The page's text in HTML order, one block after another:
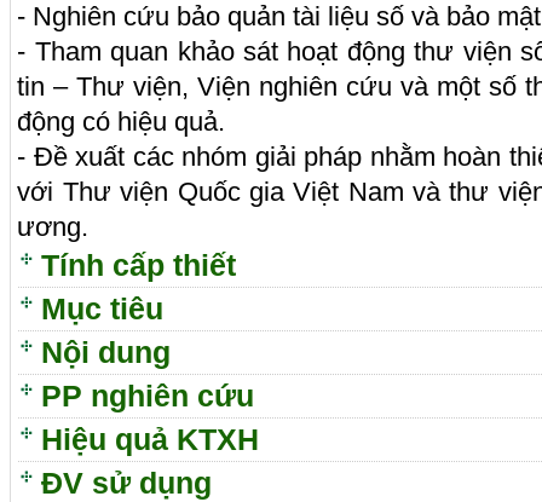
- Nghiên cứu bảo quản tài liệu số và bảo
- Tham quan khảo sát hoạt động thư viện
tin – Thư viện, Viện nghiên cứu và một số
động có hiệu quả.
- Đề xuất các nhóm giải pháp nhằm hoàn
với Thư viện Quốc gia Việt Nam và thư
ương.
Tính cấp thiết
Mục tiêu
Nội dung
PP nghiên cứu
Hiệu quả KTXH
ĐV sử dụng